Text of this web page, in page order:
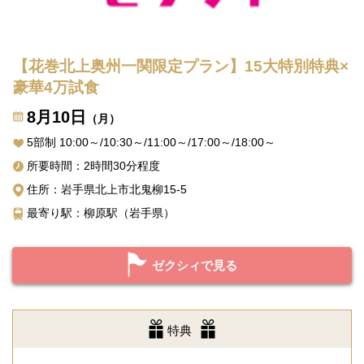
【花巻北上奥州一関限定プラン】15大特別特典×
豪華4万試食
8月10日
（月）
5部制 10:00～/10:30～/11:00～/17:00～/18:00～
所要時間：2時間30分程度
住所：岩手県北上市北鬼柳15-5
最寄り駅：柳原駅（岩手県）
ゼクシィで見る
特典